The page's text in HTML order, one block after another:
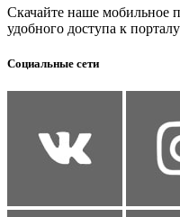
Скачайте наше мобильное
удобного доступа к
Социальные сети